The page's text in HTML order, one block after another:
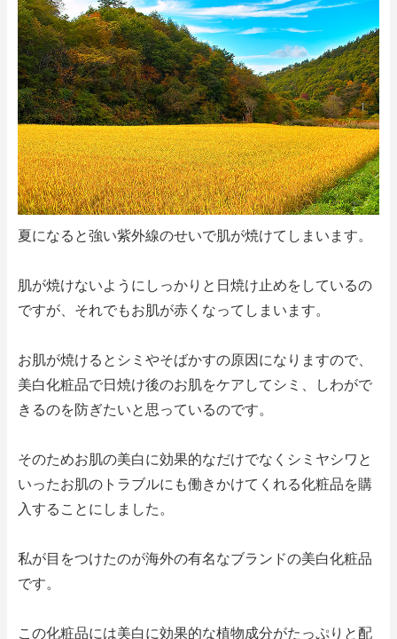
夏になると強い紫外線のせいで肌が焼けてしまいます。
肌が焼けないようにしっかりと日焼け止めをしているの
ですが、それでもお肌が赤くなってしまいます。
お肌が焼けるとシミやそばかすの原因になりますので、
美白化粧品で日焼け後のお肌をケアしてシミ、しわがで
きるのを防ぎたいと思っているのです。
そのためお肌の美白に効果的なだけでなくシミヤシワと
いったお肌のトラブルにも働きかけてくれる化粧品を購
入することにしました。
私が目をつけたのが海外の有名なブランドの美白化粧品
です。
この化粧品には美白に効果的な植物成分がたっぷりと配